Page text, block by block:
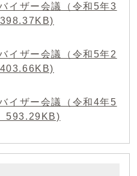
イザー会議（令和5年3
イザー会議（令和5年2
イザー会議（令和4年5
593.29KB)